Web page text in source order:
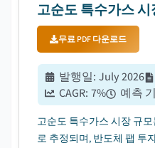
고순도 특수가스 시
무료 PDF 다운로드
발행일: July 2026
CAGR: 7% 예측
고순도 특수가스 시장 규모
로 추정되며, 반도체 팹 투